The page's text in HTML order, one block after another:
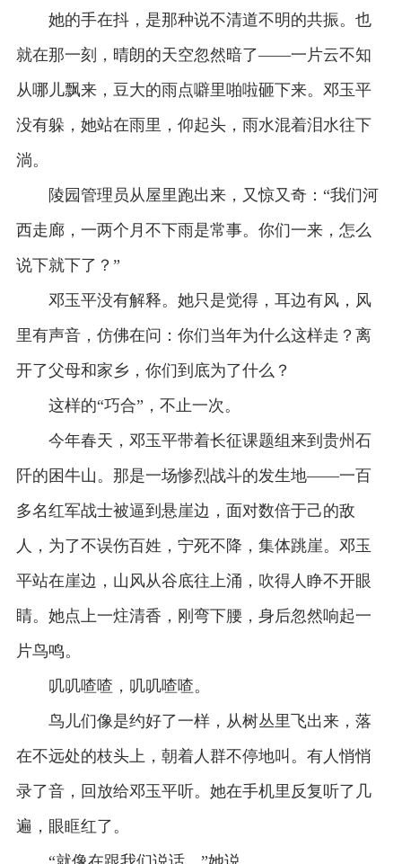
她的手在抖，是那种说不清道不明的共振。也
就在那一刻，晴朗的天空忽然暗了——一片云不知
从哪儿飘来，豆大的雨点噼里啪啦砸下来。邓玉平
没有躲，她站在雨里，仰起头，雨水混着泪水往下
淌。
陵园管理员从屋里跑出来，又惊又奇：“我们河
西走廊，一两个月不下雨是常事。你们一来，怎么
说下就下了？”
邓玉平没有解释。她只是觉得，耳边有风，风
里有声音，仿佛在问：你们当年为什么这样走？离
开了父母和家乡，你们到底为了什么？
这样的“巧合”，不止一次。
今年春天，邓玉平带着长征课题组来到贵州石
阡的困牛山。那是一场惨烈战斗的发生地——一百
多名红军战士被逼到悬崖边，面对数倍于己的敌
人，为了不误伤百姓，宁死不降，集体跳崖。邓玉
平站在崖边，山风从谷底往上涌，吹得人睁不开眼
睛。她点上一炷清香，刚弯下腰，身后忽然响起一
片鸟鸣。
叽叽喳喳，叽叽喳喳。
鸟儿们像是约好了一样，从树丛里飞出来，落
在不远处的枝头上，朝着人群不停地叫。有人悄悄
录了音，回放给邓玉平听。她在手机里反复听了几
遍，眼眶红了。